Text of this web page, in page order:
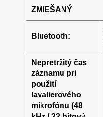
ZMIEŠANÝ
Bluetooth:
Nepretržitý čas
záznamu pri
použití
lavalierového
mikrofónu (48